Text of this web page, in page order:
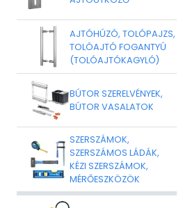
AJTÓHÚZÓ, TOLÓPAJZS,
TOLÓAJTÓ FOGANTYÚ
(TOLÓAJTÓKAGYLÓ)
BÚTOR SZERELVÉNYEK,
BÚTOR VASALATOK
SZERSZÁMOK,
SZERSZÁMOS LÁDÁK,
KÉZI SZERSZÁMOK,
MÉRŐESZKÖZÖK